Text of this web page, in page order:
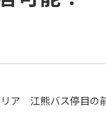
ア 江熊バス停目の